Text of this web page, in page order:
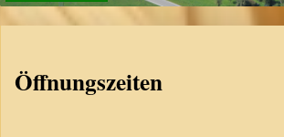
Öffnungszeiten